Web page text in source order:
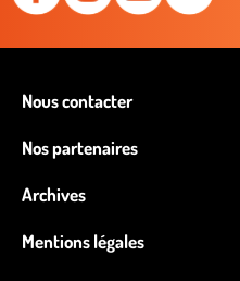
Nous contacter
Nos partenaires
Archives
Mentions légales